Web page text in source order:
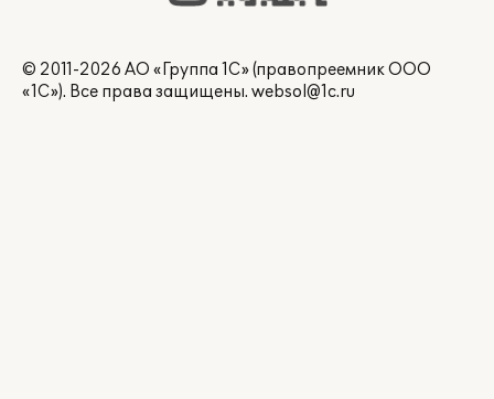
© 2011-2026 АО «Группа 1С» (правопреемник ООО
«1С»). Все права защищены. websol@1c.ru